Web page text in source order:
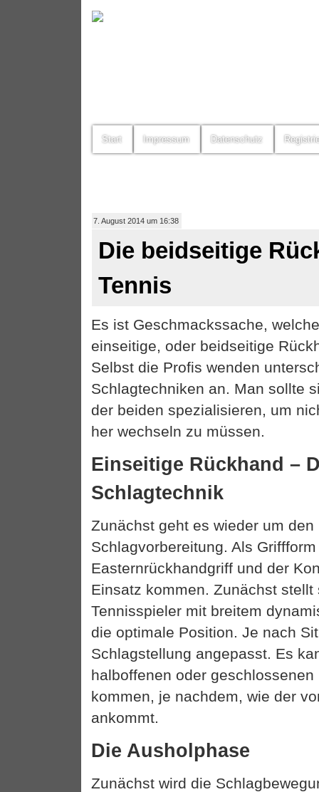
Start Impressum Datenschutz
7. August 2014 um 16:38
Die beidseitige
Tennis
Es ist Geschmackssache,
einseitige, oder beidseitige
Selbst die Profis wenden
Schlagtechniken an. Man sollte
der beiden spezialisieren, um
her wechseln zu müssen.
Einseitige Rückhand –
Schlagtechnik
Zunächst geht es wieder um den
Schlagvorbereitung. Als
Easternrückhandgriff und der
Einsatz kommen. Zunächst stellt
Tennisspieler mit breitem
die optimale Position. Je nach
Schlagstellung angepasst. Es
halboffenen oder
kommen, je nachdem, wie der
ankommt.
Die Ausholphase
Zunächst wird die